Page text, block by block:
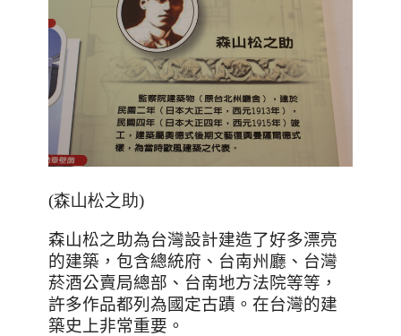
(森山松之助)
森山松之助為台灣設計建造了好多漂亮
的建築，包含總統府、台南州廳、台灣
菸酒公賣局總部、台南地方法院等等，
許多作品都列為國定古蹟。在台灣的建
築史上非常重要。